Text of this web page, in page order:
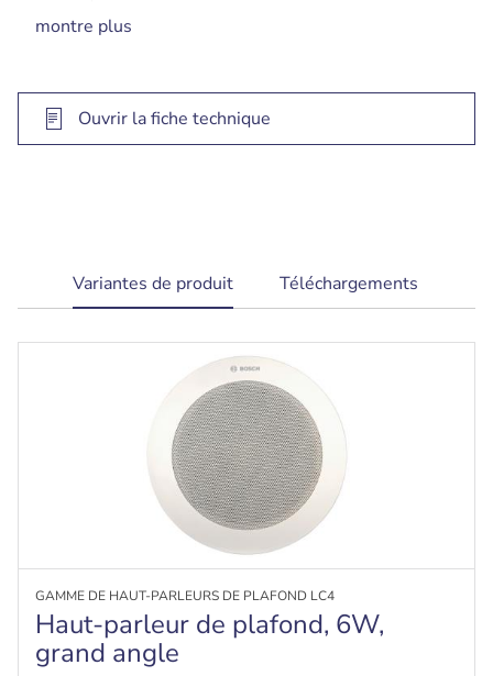
Grille à peindre
montre plus
Ouvrir la fiche technique
current
tab:
Variantes de produit Téléchargements
GAMME DE HAUT-PARLEURS DE PLAFOND LC4
Haut-parleur de plafond, 6W,
grand angle